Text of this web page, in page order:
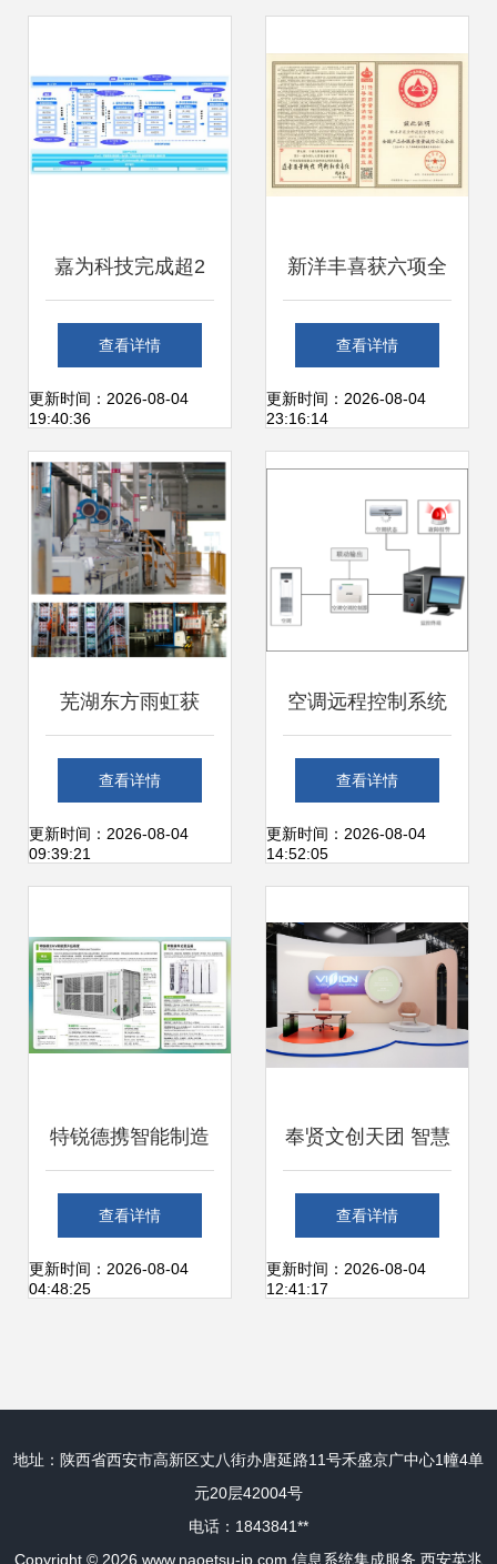
嘉为科技完成超2
亿元C轮融资，战
略升级 从IT运维服
务到产品研发的深
度转型
查看详情
更新时间：2026-08-04
19:40:36
新洋丰喜获六项全
国质量荣誉，以卓
越品质致敬3.15国
际消费者权益日
查看详情
更新时间：2026-08-04
23:16:14
芜湖东方雨虹获
评“2024年安徽省
智能工厂” 信息系
水智造新标杆
查看详情
更新时间：2026-08-04
09:39:21
空调远程控制系统
信息系统集成服务
赋能下的智慧新体
查看详情
更新时间：2026-08-04
14:52:05
特锐德携智能制造
集成服务亮相
SNEC展，构建新
查看详情
更新时间：2026-08-04
04:48:25
奉贤文创天团 智慧
与美丽齐绽，信息
系统集成服务闪耀
查看详情
更新时间：2026-08-04
12:41:17
地址：陕西省西安市高新区丈八街办唐延路11号禾盛京广中心1幢4单
元20层42004号
电话：1843841**
Copyright © 2026 www.naoetsu-jp.com 信息系统集成服务 西安英兆